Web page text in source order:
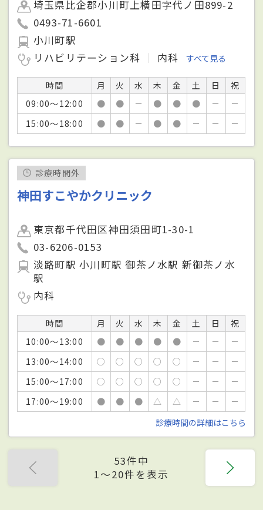
埼玉県比企郡小川町上横田字代ノ田899-2
0493-71-6601
小川町駅
リハビリテーション科
内科 すべて見る
時間 月 火 水 木 金 土 日
祝
09:00～12:00
● ● － ● ● ● －
－
15:00～18:00
● ● － ● ● － － －
診療時間外
神田すこやかクリニック
東京都千代田区神田須田町1-30-1
03-6206-0153
淡路町駅 小川町駅 御茶ノ水駅 新御茶ノ水
駅
内科
時間 月 火 水 木 金 土 日
祝
10:00～13:00
● ● ● ● ● － －
－
13:00～14:00
○ ○ ○ ○ ○ － －
－
15:00～17:00
○ ○ ○ ○ ○ － －
－
17:00～19:00
● ● ● △ △ － －
－
診療時間の詳細はこちら
53件中
1〜20件を表示